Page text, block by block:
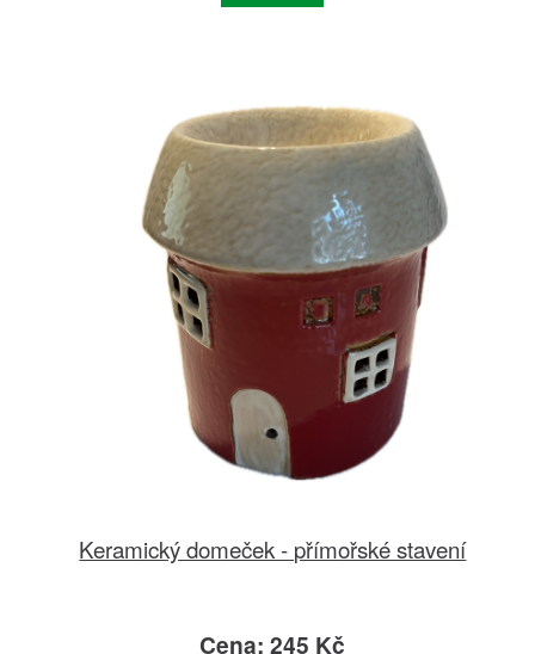
Keramický domeček - přímořské stavení
Cena: 245 Kč